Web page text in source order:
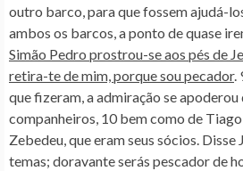
outro barco, para que fossem ajudá-
ambos os barcos, a ponto de quase
Simão Pedro prostrou-se aos pés de
retira-te de mim, porque sou pecador.
que fizeram, a admiração se apoderou
companheiros, 10 bem como de
Zebedeu, que eram seus sócios. Disse
temas; doravante serás pescador de